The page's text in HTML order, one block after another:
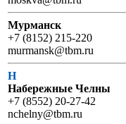
Мурманск
+7 (8152) 215-220
murmansk@tbm.ru
Н
Набережные Челны
+7 (8552) 20-27-42
nchelny@tbm.ru